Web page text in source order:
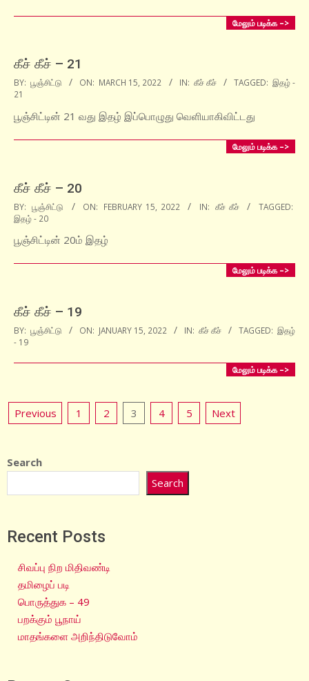
மேலும் படிக்க –>
கீச் கீச் – 21
2022-
03-
15
BY: பூஞ்சிட்டு ON: MARCH 15, 2022 IN: கீச் கீச் TAGGED: இதழ் -
21
பூஞ்சிட்டின் 21 வது இதழ் இப்பொழுது வெளியாகிவிட்டது
மேலும் படிக்க –>
கீச் கீச் – 20
2022-
02-
15
BY: பூஞ்சிட்டு ON: FEBRUARY 15, 2022 IN: கீச் கீச்
TAGGED:
இதழ் - 20
பூஞ்சிட்டின் 20ம் இதழ்
மேலும் படிக்க –>
கீச் கீச் – 19
2022-
01-
15
BY: பூஞ்சிட்டு ON: JANUARY 15, 2022 IN: கீச் கீச் TAGGED: இதழ்
- 19
மேலும் படிக்க –>
Posts
Previous 1 2 3 4 5 Next
Search
Search
Recent Posts
சிவப்பு நிற மிதிவண்டி
தமிழைப் படி
பொருத்துக – 49
பறக்கும் பூநாய்
மாதங்களை அறிந்திடுவோம்